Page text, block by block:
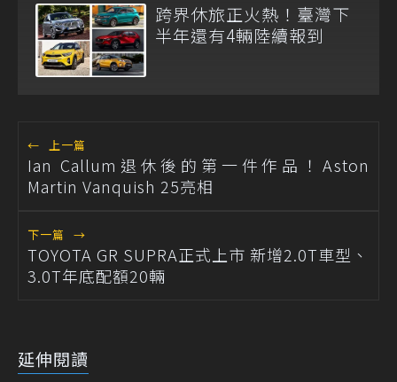
跨界休旅正火熱！臺灣下
半年還有4輛陸續報到
← 上一篇
Ian Callum退休後的第一件作品！Aston
Martin Vanquish 25亮相
下一篇 →
TOYOTA GR SUPRA正式上市 新增2.0T車型、
3.0T年底配額20輛
延伸閱讀